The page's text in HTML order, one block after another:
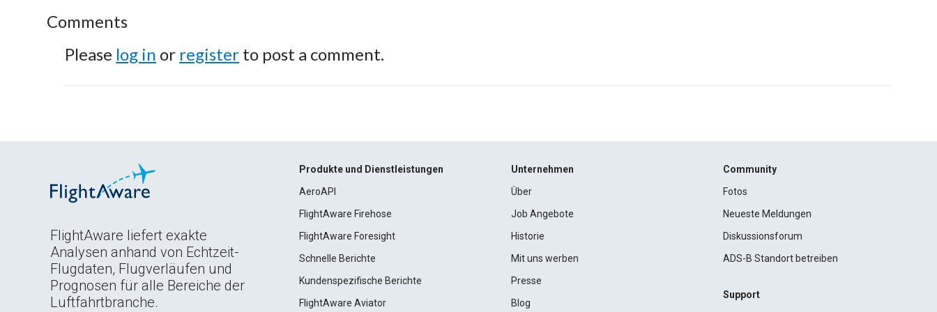
Comments
Please log in or register to post a comment.
FlightAware liefert exakte
Analysen anhand von Echtzeit-
Flugdaten, Flugverläufen und
Prognosen für alle Bereiche der
Luftfahrtbranche.
Produkte und Dienstleistungen
AeroAPI
FlightAware Firehose
FlightAware Foresight
Schnelle Berichte
Kundenspezifische Berichte
FlightAware Aviator
Unternehmen
Über
Job Angebote
Historie
Mit uns werben
Presse
Blog
Community
Fotos
Neueste Meldungen
Diskussionsforum
ADS-B Standort betreiben
Support